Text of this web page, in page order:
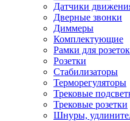
Датчики
Дверные звонки
Диммеры
Комплектующие
Рамки для розеток
Розетки
Стабилизаторы
Терморегуляторы
Трековые
Трековые розетки
Шнуры,